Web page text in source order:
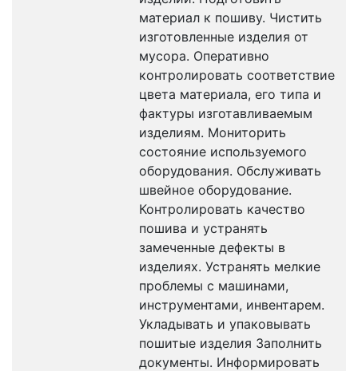
материал к пошиву. Чистить
изготовленные изделия от
мусора. Оперативно
контролировать соответствие
цвета материала, его типа и
фактуры изготавливаемым
изделиям. Мониторить
состояние используемого
оборудования. Обслуживать
швейное оборудование.
Контролировать качество
пошива и устранять
замеченные дефекты в
изделиях. Устранять мелкие
проблемы с машинами,
инструментами, инвентарем.
Укладывать и упаковывать
пошитые изделия Заполнить
документы. Информировать